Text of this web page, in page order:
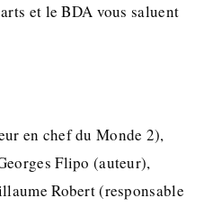
et le BDA vous saluent
en chef du Monde 2),
Flipo (auteur),
Robert (responsable